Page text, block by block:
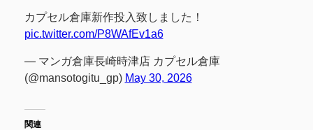
カプセル倉庫新作投入致しました！
pic.twitter.com/P8WAfEv1a6
— マンガ倉庫長崎時津店 カプセル倉庫
(@mansotogitu_gp) May 30, 2026
関連